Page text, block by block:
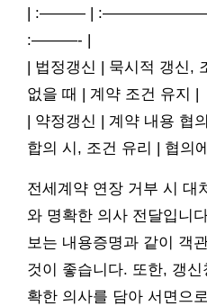
| :——— |
:———- |
| 법정갱신 | 묵시적 갱신,
없을 때 | 계약 조건 유지 |
| 약정갱신 | 계약 내용 협
합의 시, 조건 유리 | 협의
전세계약 연장 거부 시 대
와 명확한 의사 전달입니
보는 내용증명과 같이 객
것이 좋습니다. 또한, 갱
확한 의사를 담아 서면으